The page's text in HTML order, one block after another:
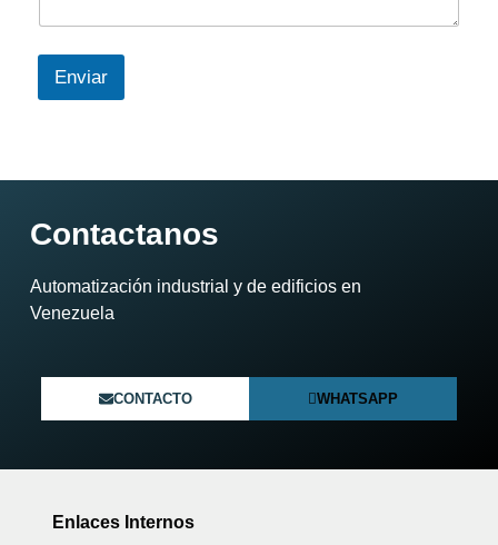
Enviar
Contactanos
Automatización industrial y de edificios en
Venezuela​
CONTACTO WHATSAPP
Enlaces Internos